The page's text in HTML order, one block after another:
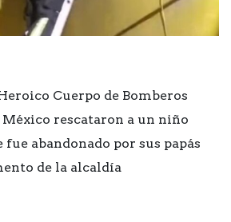
Cuerpo de Bomberos
México rescataron a un niño
fue abandonado por sus papás
de la alcaldía